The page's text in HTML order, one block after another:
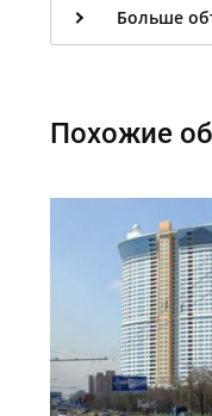
Больше
Похожие